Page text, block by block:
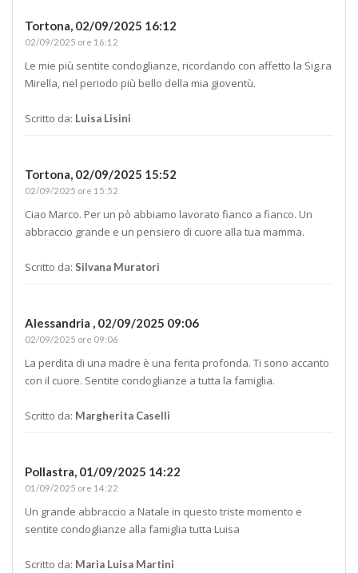
Tortona, 02/09/2025 16:12
02/09/2025 ore 16:12
Le mie più sentite condoglianze, ricordando con affetto la Sig.ra
Mirella, nel periodo più bello della mia gioventù.
Scritto da: Luisa Lisini
Tortona, 02/09/2025 15:52
02/09/2025 ore 15:52
Ciao Marco. Per un pò abbiamo lavorato fianco a fianco. Un
abbraccio grande e un pensiero di cuore alla tua mamma.
Scritto da: Silvana Muratori
Alessandria , 02/09/2025 09:06
02/09/2025 ore 09:06
La perdita di una madre è una ferita profonda. Ti sono accanto
con il cuore. Sentite condoglianze a tutta la famiglia.
Scritto da: Margherita Caselli
Pollastra, 01/09/2025 14:22
01/09/2025 ore 14:22
Un grande abbraccio a Natale in questo triste momento e
sentite condoglianze alla famiglia tutta Luisa
Scritto da: Maria Luisa Martini